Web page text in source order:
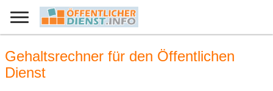
Gehaltsrechner für den Öffentlichen
Dienst